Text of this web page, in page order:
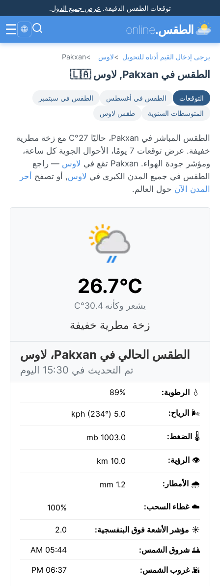
توقعات الطقس الدقيقة. عرض جميع الدول.
الطقس.online
🌐
☰
يرجى إدخال القيم أدناه للتحويل >لاوس >
Pakxan
الطقس في Pakxan, لاوس 🇱🇦
التوقعات الطقس في أغسطس
الطقس في سبتمبر
المتوسطات السنوية
طقس لاوس
الطقس المباشر في Pakxan، حاليًا 27°C مع زخة مطرية
خفيفة. عرض توقعات 7 يومًا، الأحوال الجوية كل ساعة،
ومؤشر جودة الهواء. Pakxan تقع في
لاوس — راجع
الطقس في جميع المدن الكبرى في لاوس, أو تصفح أحر
المدن الآن حول العالم.
26.7°C
يشعر وكأنه 30.4°C
زخة مطرية خفيفة
الطقس الحالي في Pakxan، لاوس
تم التحديث في 15:30 اليوم
💧 الرطوبة: 89%
🌬️ الرياح: 5.0 kph (234°)
🌡️ الضغط: 1003.0 mb
👁️ الرؤية: 10.0 km
🌧️ الأمطار: 1.2 mm
☁️غطاء السحب: 100%
☀️ مؤشر الأشعة فوق البنفسجية: 2.0
🌅 شروق الشمس: 05:44 AM
🌇غروب الشمس: 06:37 PM